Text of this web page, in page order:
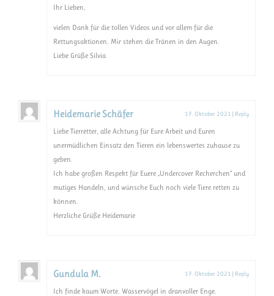
Ihr Lieben,
vielen Dank für die tollen Videos und vor allem für die
Rettungsaktionen. Mir stehen die Tränen in den Augen.
Liebe Grüße Silvia
Heidemarie Schäfer 17. Oktober 2021 | Reply
Liebe Tierretter, alle Achtung für Eure Arbeit und Euren
unermüdlichen Einsatz den Tieren ein lebenswertes zuhause zu
geben.
Ich habe großen Respekt für Euere „Undercover Recherchen“ und
mutiges Handeln, und wünsche Euch noch viele Tiere retten zu
können.
Herzliche Grüße Heidemarie
Gundula M. 17. Oktober 2021 | Reply
Ich finde kaum Worte. Wasservögel in dranvoller Enge.